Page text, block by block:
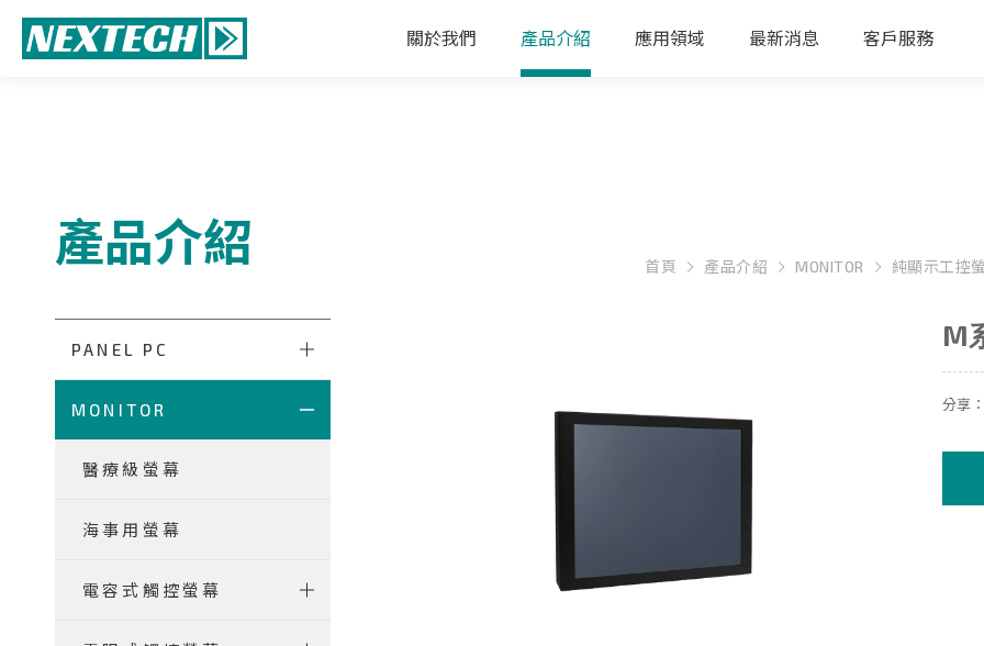
關於我們 產品介紹 應用領域 最新消息 客戶服務
產品介紹 首頁 產品介紹 MONITOR 純顯示工控
PANEL PC
MONITOR
醫療級螢幕
海事用螢幕
電容式觸控螢幕
M
分享：